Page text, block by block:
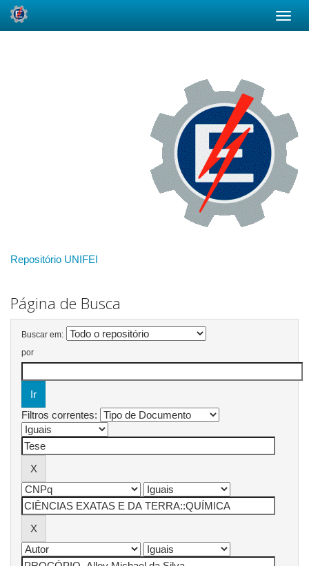
Repositório UNIFEI
Página de Busca
Buscar em:
por
Filtros correntes: